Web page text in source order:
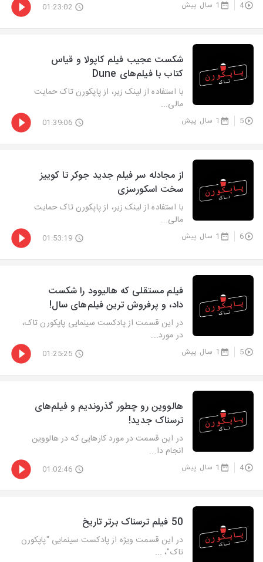
4 1 سال پیش 01:23:02
‫شکست عجیب فیلم کاپولا و قیاس
کتاب با فیلم‌های Dune
با استفاده از لینک زیر، از پاپکورن تاک حمایت
مالی...
5 1 سال پیش 01:39:06
از مجادله سر فیلم جدید جوکر تا کوییز
سخت اسکورسزی
با استفاده از لینک زیر، از پاپکورن تاک حمایت
مالی...
6 1 سال پیش 01:53:19
‫فیلم مستقلی که هالیوود را شکست
داد، و پرفروش ترین فیلم‌های سال!
در این قسمت از پادکست سینمایی پاپکورن تاک،
در مورد...
5 1 سال پیش 01:25:25
هالووین رو چطور گذروندیم و فیلم‌های
ترسناک جدید!
در این قسمت در مورد کارهایی که در هالووین
انجام دا...
4 1 سال پیش 01:02:46
‫50 فیلم ترسناک برتر تاریخ
در این قسمت ویژه از پادکست سینمایی "پاپکورن
تاک"، ...